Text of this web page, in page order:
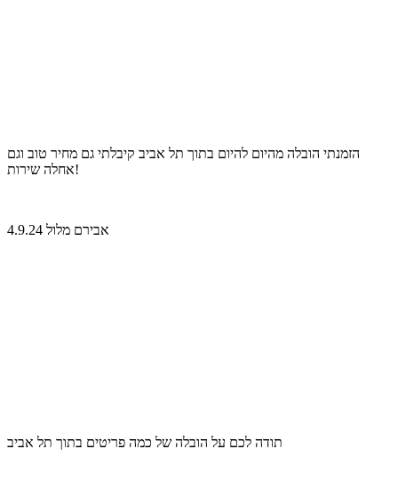
הזמנתי הובלה מהיום להיום בתוך תל אביב קיבלתי גם מחיר טוב וגם
אחלה שירות!
אבירם מלול 4.9.24
תודה לכם על הובלה של כמה פריטים בתוך תל אביב